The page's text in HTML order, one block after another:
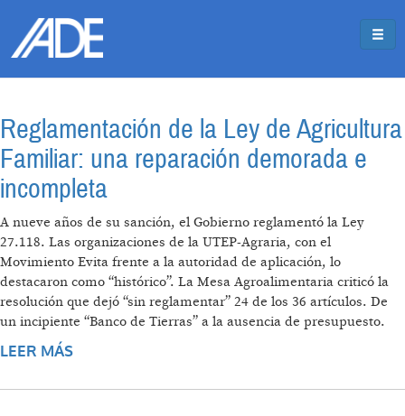
Reglamentación de la Ley de Agricultura
Familiar: una reparación demorada e
incompleta
A nueve años de su sanción, el Gobierno reglamentó la Ley
27.118. Las organizaciones de la UTEP-Agraria, con el
Movimiento Evita frente a la autoridad de aplicación, lo
destacaron como “histórico”. La Mesa Agroalimentaria criticó la
resolución que dejó “sin reglamentar” 24 de los 36 artículos. De
un incipiente “Banco de Tierras” a la ausencia de presupuesto.
LEER MÁS
DEMORADA E INCOMPLETA